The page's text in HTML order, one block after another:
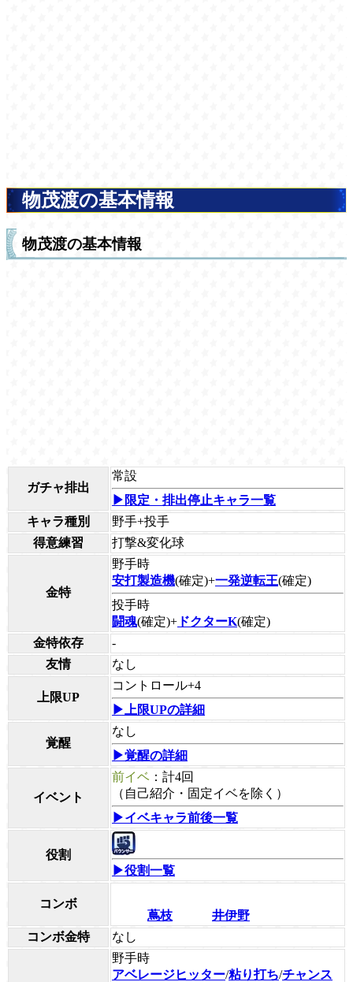
物茂渡の基本情報
物茂渡の基本情報
ガチャ排出
常設
▶限定・排出停止キャラ一覧
キャラ種別
野手+投手
得意練習
打撃&変化球
金特
野手時
安打製造機(確定)+一発逆転王(確定)
投手時
闘魂(確定)+ ドクターK(確定)
金特依存
-
友情
なし
上限UP
コントロール+4
▶上限UPの詳細
覚醒
なし
▶覚醒の詳細
イベント
前イベ ：計4回
（自己紹介・固定イベを除く）
▶イベキャラ前後一覧
役割
▶役割一覧
コンボ
蔦枝
井伊野
コンボ金特
なし
野手時
アベレージヒッター/粘り打ち/チャンス